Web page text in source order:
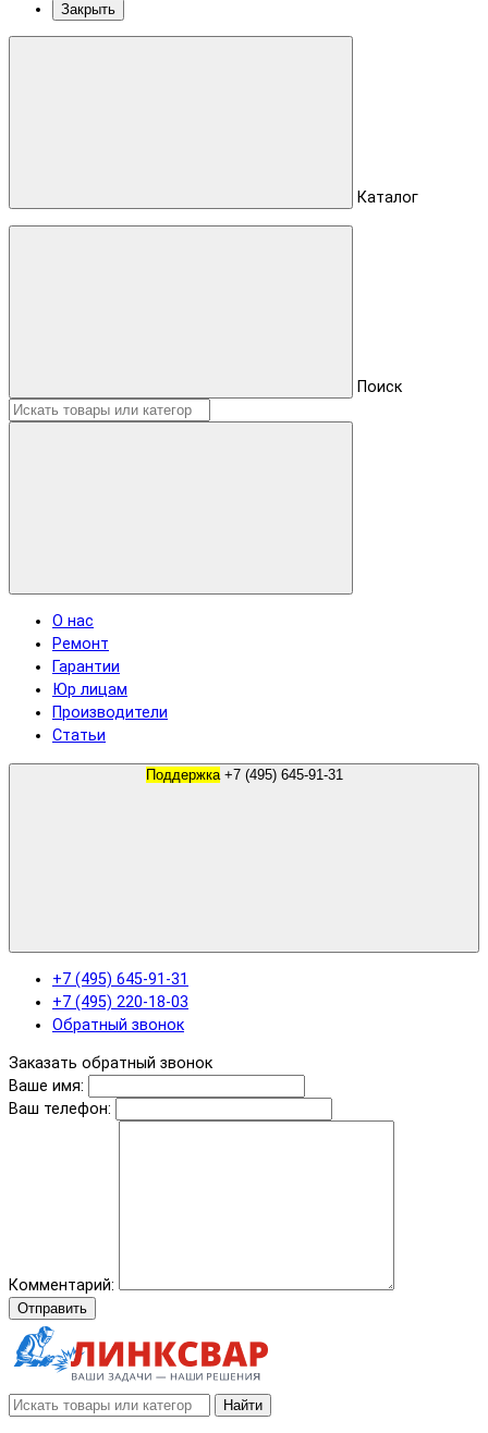
Закрыть
Каталог
Поиск
О нас
Ремонт
Гарантии
Юр лицам
Производители
Статьи
Поддержка
+7 (495) 645-91-31
+7 (495) 220-18-03
Обратный звонок
Заказать обратный звонок
Ваше имя:
Ваш телефон:
Комментарий:
Отправить
Найти